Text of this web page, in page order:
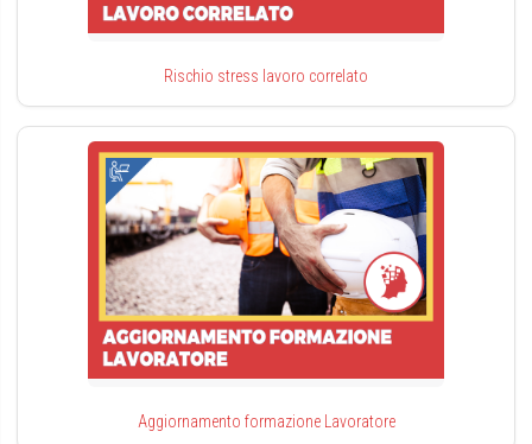
Rischio stress lavoro correlato
Aggiornamento formazione Lavoratore